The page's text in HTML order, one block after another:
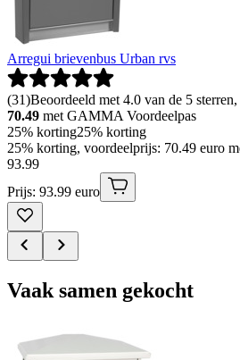
Arregui brievenbus Urban rvs
(31)Beoordeeld met 4.0 van de 5
70.49 met GAMMA Voordeelpas
25% korting25% korting
25% korting, voordeelprijs: 70.49 euro
93.99
Prijs: 93.99 euro
Vaak samen gekocht